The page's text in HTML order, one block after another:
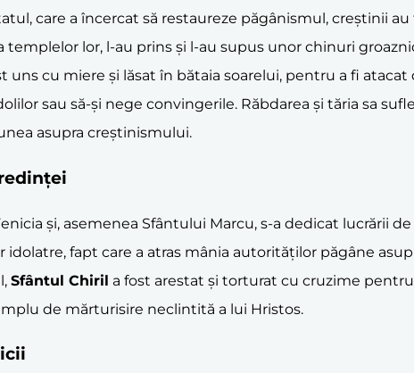
care a încercat să restaureze păgânismul, creștinii
lor, l-au prins și l-au supus unor chinuri
uns cu miere și lăsat în bătaia soarelui, pentru a fi
sau să-și nege convingerile. Răbdarea și tăria sa
asupra creștinismului.
și, asemenea Sfântului Marcu, s-a dedicat lucrării
fapt care a atras mânia autorităților păgâne
Sfântul Chiril a fost arestat și torturat cu cruzime
de mărturisire neclintită a lui Hristos.